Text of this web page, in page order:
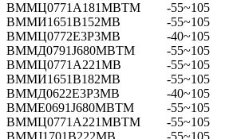
ВММЦ0771А181МВТМ
-55~105
ВММИ1651В152МВ
-55~105
ВММЦ0772Е3Р3МВ
-40~105
ВММД0791Ј680МВТМ
-55~105
ВММЦ0771А221МВ
-55~105
ВММИ1651В182МВ
-55~105
ВММД0622Е3Р3МВ
-40~105
ВММЕ0691Ј680МВТМ
-55~105
ВММЦ0771А221МВТМ
-55~105
ВММЈ1701В222МВ
-55~105